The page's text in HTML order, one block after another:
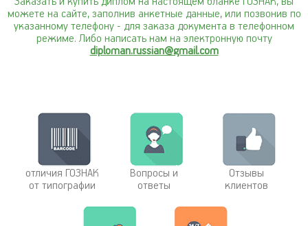
можете на сайте, заполнив анкетные данные, или позвонив по
указанному телефону - для заказа документа в телефонном
режиме. Либо написать нам на электронную почту
diploman.russian@gmail.com
отличия ГОЗНАК
от типографии
Вопросы и
ответы
Отзывы
клиентов